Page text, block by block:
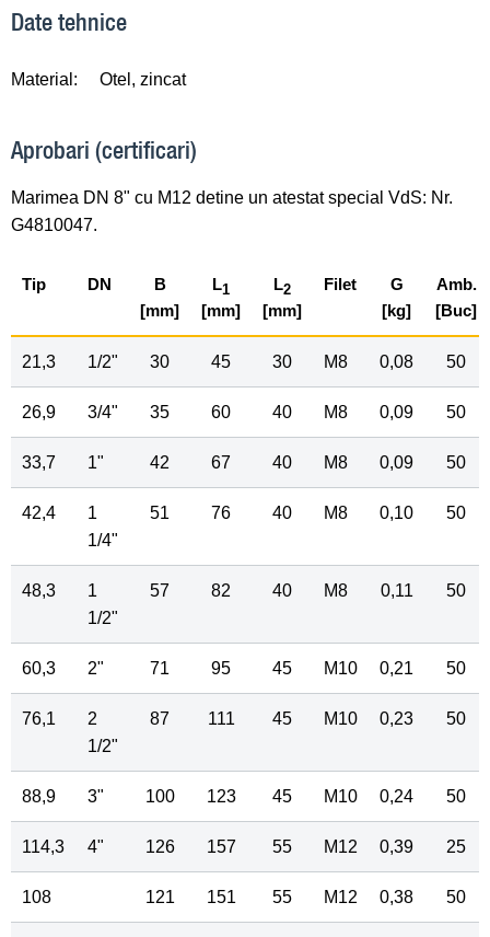
Date tehnice
Material: Otel, zincat
Aprobari (certificari)
Marimea DN 8" cu M12 detine un atestat special VdS: Nr.
G4810047.
Tip DN
B
[mm]
L1
[mm]
L2
[mm]
Filet
G
[kg]
Amb.
[Buc]
21,3 1/2" 30 45 30 M8 0,08 50
26,9 3/4" 35 60 40 M8 0,09 50
33,7 1" 42 67 40 M8 0,09 50
42,4
1
1/4"
51 76 40 M8 0,10 50
48,3
1
1/2"
57 82 40 M8 0,11 50
60,3 2" 71 95 45 M10 0,21 50
76,1
2
1/2"
87 111 45 M10 0,23 50
88,9 3" 100 123 45 M10 0,24 50
114,3 4" 126 157 55 M12 0,39 25
108 121 151 55 M12 0,38 50